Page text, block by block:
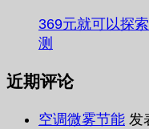
369元就可以探
测
近期评论
空调微雾节能 发